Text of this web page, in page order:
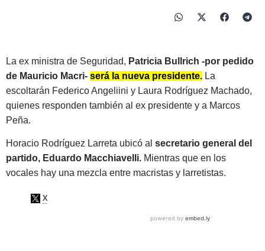
La ex ministra de Seguridad, Patricia Bullrich -por pedido
de Mauricio Macri- será la nueva presidente. La
escoltarán Federico Angeliini y Laura Rodríguez Machado,
quienes responden también al ex presidente y a Marcos
Peña.
Horacio Rodríguez Larreta ubicó al secretario general del
partido, Eduardo Macchiavelli. Mientras que en los
vocales hay una mezcla entre macristas y larretistas.